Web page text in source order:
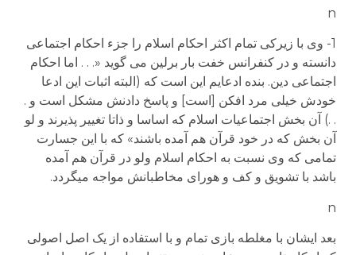
n
1- وی با زیرکی تمام اکثر احکام اسلام را جزء احکام اجتماعی
دانسته و در کنفرانس خفت بار برلین می گوید «. . . اما احکام
اجتماعی دین. بنده ادعایم این است که (البته اثبات این ادعا
خودش خیلی مرد افکن [است] و پاسخ دادنش مشکل است و .
. .) آن بخش اجتماعیات اسلام که اساسا و ذاتا تغییر پذیرند و لو
آن بخش که در خود قرآن هم آمده باشند» که با این جسارت
تمامی که وی نسبت به احکام اسلام ولو در قرآن هم آمده
باشد با تشویق و کف و هورای مخاطبانش مواجه می­گردد.
n
بعد ایشان با مغلطه بازی تمام و با استفاده از یک اصل اصولی